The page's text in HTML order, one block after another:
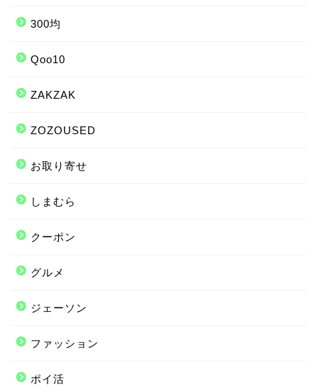
300均
Qoo10
ZAKZAK
ZOZOUSED
お取り寄せ
しまむら
クーポン
グルメ
ジェーソン
ファッション
ポイ活